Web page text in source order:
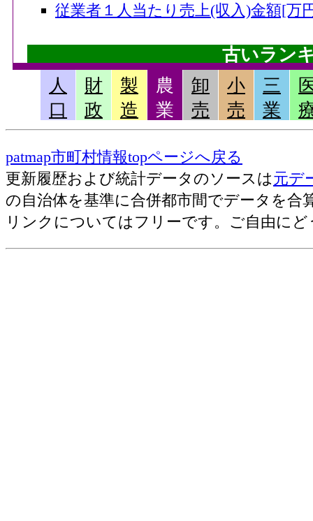
従業者１人当たり売上(収入)金額[万
古いラン
畜産産出額・小計[千万円](2006)
果実産出額[千万円](2006)
耕種産出額・小計[千万円](2006)
農業産出額・総計[千万円](2006)
野菜産出額[千万円](2006)
売上(収入)金額[百万円](2012)
人
口
財
政
製
造
農
業
卸
売
小
売
三
業
patmap市町村情報topページへ戻る
更新履歴および統計データのソースは元デ
の自治体を基準に合併都市間でデータを合
リンクについてはフリーです。ご自由にど